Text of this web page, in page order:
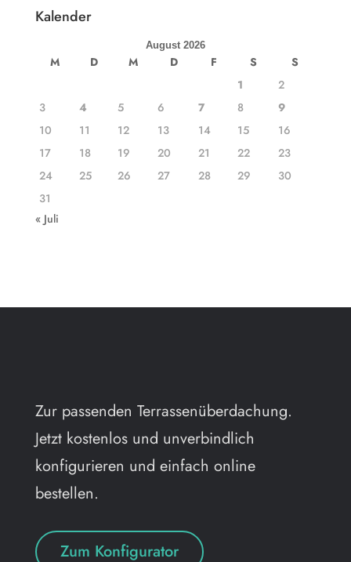
Kalender
August 2026
M D M D F S
S
1
2
3
4 5 6 7 8
9
10
11 12 13 14 15
16
17
18 19 20 21 22
23
24
25 26 27 28 29
30
31
« Juli
Zur passenden Terrassenüberdachung.
Jetzt kostenlos und unverbindlich
konfigurieren und einfach online
bestellen.
Zum Konfigurator